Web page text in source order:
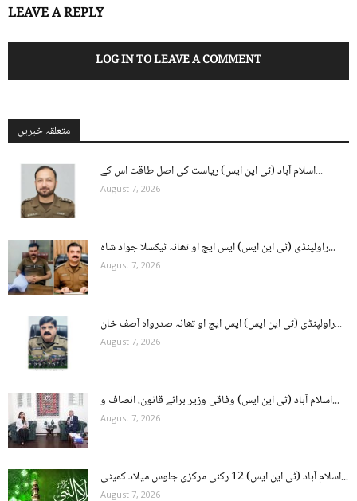
LEAVE A REPLY
LOG IN TO LEAVE A COMMENT
متعلقہ خبریں
اسلام آباد (ٹی این ایس) ریاست کی اصل طاقت اس کے...
August 7, 2026
راولپنڈی (ٹی این ایس) ایس ایچ او تھانہ ٹیکسلا جواد شاہ...
August 7, 2026
راولپنڈی (ٹی این ایس) ایس ایچ او تھانہ صدرواہ آصف خان...
August 7, 2026
اسلام آباد (ٹی این ایس) وفاقی وزیر برائے قانون، انصاف و...
August 7, 2026
اسلام آباد (ٹی این ایس) 12 رکنی مرکزی جلوس میلاد کمیٹی...
August 7, 2026